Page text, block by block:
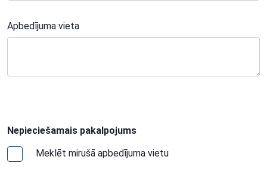
Apbedījuma vieta
Nepieciešamais pakalpojums
Meklēt mirušā apbedījuma vietu